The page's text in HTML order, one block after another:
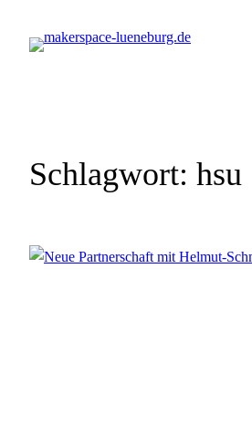
Inhalt
Schlagwort: hsu